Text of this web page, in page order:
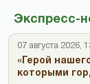
Экспресс-
07 августа 2026,
«Герой
которыми